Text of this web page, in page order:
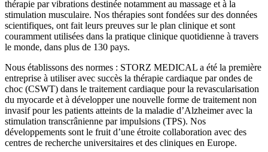
thérapie par vibrations destinée notamment au massage et à la
stimulation musculaire. Nos thérapies sont fondées sur des données
scientifiques, ont fait leurs preuves sur le plan clinique et sont
couramment utilisées dans la pratique clinique quotidienne à travers
le monde, dans plus de 130 pays.
Nous établissons des normes : STORZ MEDICAL a été la première
entreprise à utiliser avec succès la thérapie cardiaque par ondes de
choc (CSWT) dans le traitement cardiaque pour la revascularisation
du myocarde et à développer une nouvelle forme de traitement non
invasif pour les patients atteints de la maladie d’Alzheimer avec la
stimulation transcrânienne par impulsions (TPS). Nos
développements sont le fruit d’une étroite collaboration avec des
centres de recherche universitaires et des cliniques en Europe.